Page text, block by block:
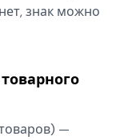
знак можно
—